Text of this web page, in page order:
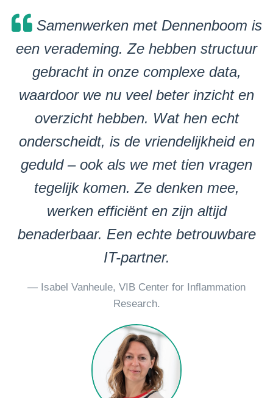
Samenwerken met Dennenboom is
een verademing. Ze hebben structuur
gebracht in onze complexe data,
waardoor we nu veel beter inzicht en
overzicht hebben. Wat hen echt
onderscheidt, is de vriendelijkheid en
geduld – ook als we met tien vragen
tegelijk komen. Ze denken mee,
werken efficiënt en zijn altijd
benaderbaar. Een echte betrouwbare
IT-partner.
— Isabel Vanheule, VIB Center for Inflammation
Research.